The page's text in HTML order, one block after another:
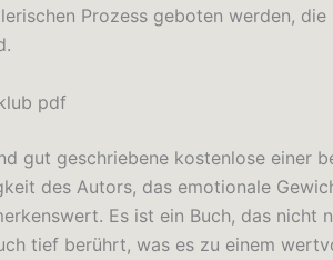
Prozess geboten werden, die
pdf
gut geschriebene kostenlose einer
des Autors, das emotionale
Es ist ein Buch, das nicht
tief berührt, was es zu einem